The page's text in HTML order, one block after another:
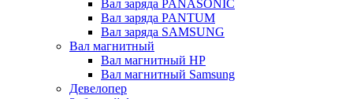
Вал заряда PANASONIC
Вал заряда PANTUM
Вал заряда SAMSUNG
Вал магнитный
Вал магнитный HP
Вал магнитный Samsung
Девелопер